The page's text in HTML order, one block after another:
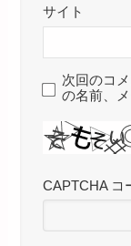
サイト
次回のコ
の名前、
CAPTCHA コ